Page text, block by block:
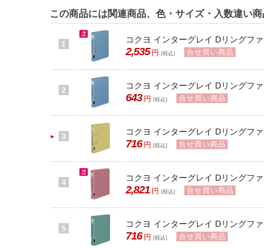
この商品には関連商品、色・サイズ・入数違い
1 コクヨ インターグレイ Dリングフ
2,535 円 (税込) 合せ買い商品
2 コクヨ インターグレイ Dリングフ
643 円 (税込) 合せ買い商品
3 コクヨ インターグレイ Dリングフ
716 円 (税込) 合せ買い商品
4 コクヨ インターグレイ Dリングフ
2,821 円 (税込) 合せ買い商品
5 コクヨ インターグレイ Dリングフ
716 円 (税込) 合せ買い商品